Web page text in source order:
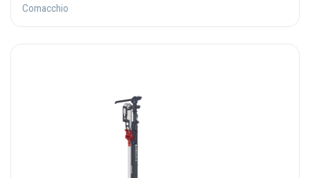
Comacchio